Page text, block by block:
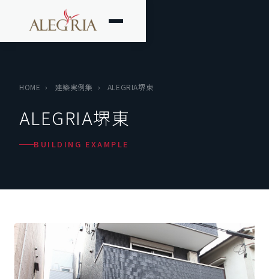
HOME › 建築実例集 › ALEGRIA堺東
ALEGRIA堺東
BUILDING EXAMPLE